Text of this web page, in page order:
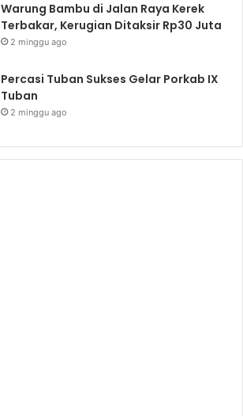
Warung Bambu di Jalan Raya Kerek
Terbakar, Kerugian Ditaksir Rp30 Juta
2 minggu ago
Percasi Tuban Sukses Gelar Porkab IX
Tuban
2 minggu ago